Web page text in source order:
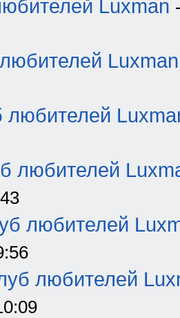
Luxman
Luxman
любителей
любителей
любителей
любителей